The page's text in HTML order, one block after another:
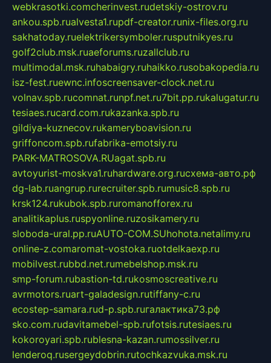
webkrasotki.comcherinvest.rudetskiy-ostrov.ru
ankou.spb.rualvesta1.rupdf-creator.runix-files.org.ru
sakhatoday.ruelektrikersymboler.rusputnikyes.ru
golf2club.msk.ruaeforums.ruzallclub.ru
multimodal.msk.ruhabaigry.ruhaikko.rusobakopedia.ru
isz-fest.ruewnc.infoscreensaver-clock.net.ru
volnav.spb.rucomnat.runpf.net.ru7bit.pp.rukalugatur.ru
tesiaes.rucard.com.rukazanka.spb.ru
gildiya-kuznecov.rukameryboavision.ru
griffoncom.spb.rufabrika-emotsiy.ru
PARK-MATROSOVA.RUagat.spb.ru
avtoyurist-moskva1.ruhardware.org.ruсхема-авто.рф
dg-lab.ruangrup.rurecruiter.spb.rumusic8.spb.ru
krsk124.rukubok.spb.ruromanofforex.ru
analitikaplus.ruspyonline.ruzosikamery.ru
sloboda-ural.pp.ruAUTO-COM.SUhohota.netalimy.ru
online-z.comaromat-vostoka.ruotdelkaexp.ru
mobilvest.rubbd.net.rumebelshop.msk.ru
smp-forum.rubastion-td.rukosmoscreative.ru
avrmotors.ruart-galadesign.rutiffany-c.ru
ecostep-samara.rud-p.spb.ruгалактика73.рф
sko.com.rudavitamebel-spb.rufotsis.rutesiaes.ru
kokoroyari.spb.rublesna-kazan.rumossilver.ru
lenderoq.rusergeydobrin.rutochkazvuka.msk.ru